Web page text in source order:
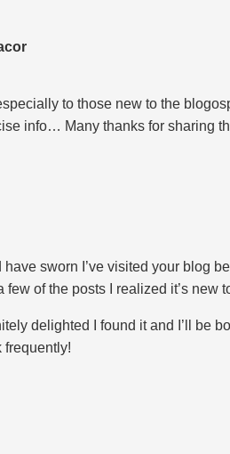
to those new to the
info… Many thanks for sharing
sworn I’ve visited your blog
few of the posts I realized it’s new
delighted I found it and I’ll be
frequently!